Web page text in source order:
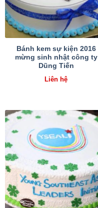
Bánh kem sự kiện 2016
mừng sinh nhật công ty
Dũng Tiến
Liên hệ